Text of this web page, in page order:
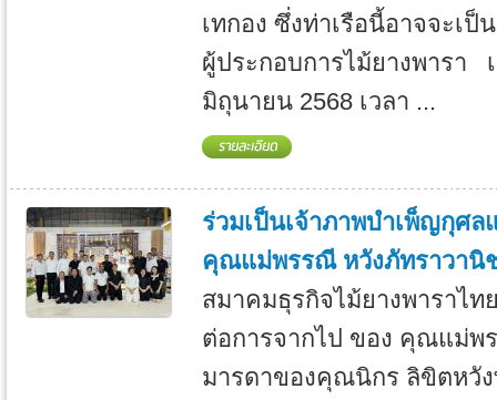
เทกอง ซึ่งท่าเรือนี้อาจจะเป็
ผู้ประกอบการไม้ยางพารา
มิถุนายน 2568 เวลา ...
ร่วมเป็นเจ้าภาพบำเพ็ญกุศล
คุณแม่พรรณี หวังภัทราวานิ
สมาคมธุรกิจไม้ยางพาราไท
ต่อการจากไป ของ คุณแม่พ
มารดาของคุณนิกร ลิขิตห